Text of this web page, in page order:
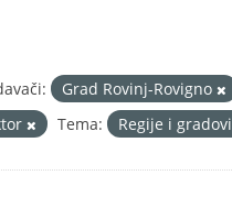
Grad Rovinj-Rovigno
Tema: Regije i gradovi